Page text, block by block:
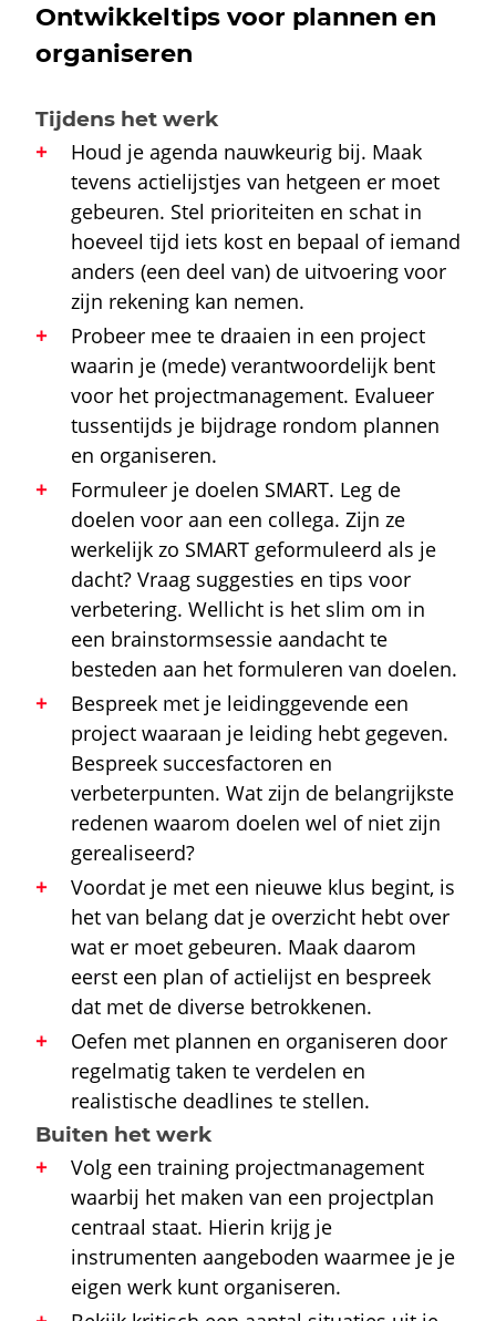
Ontwikkeltips voor plannen en
organiseren
Tijdens het werk
Houd je agenda nauwkeurig bij. Maak
tevens actielijstjes van hetgeen er moet
gebeuren. Stel prioriteiten en schat in
hoeveel tijd iets kost en bepaal of iemand
anders (een deel van) de uitvoering voor
zijn rekening kan nemen.
Probeer mee te draaien in een project
waarin je (mede) verantwoordelijk bent
voor het projectmanagement. Evalueer
tussentijds je bijdrage rondom plannen
en organiseren.
Formuleer je doelen SMART. Leg de
doelen voor aan een collega. Zijn ze
werkelijk zo SMART geformuleerd als je
dacht? Vraag suggesties en tips voor
verbetering. Wellicht is het slim om in
een brainstormsessie aandacht te
besteden aan het formuleren van doelen.
Bespreek met je leidinggevende een
project waaraan je leiding hebt gegeven.
Bespreek succesfactoren en
verbeterpunten. Wat zijn de belangrijkste
redenen waarom doelen wel of niet zijn
gerealiseerd?
Voordat je met een nieuwe klus begint, is
het van belang dat je overzicht hebt over
wat er moet gebeuren. Maak daarom
eerst een plan of actielijst en bespreek
dat met de diverse betrokkenen.
Oefen met plannen en organiseren door
regelmatig taken te verdelen en
realistische deadlines te stellen.
Buiten het werk
Volg een training projectmanagement
waarbij het maken van een projectplan
centraal staat. Hierin krijg je
instrumenten aangeboden waarmee je je
eigen werk kunt organiseren.